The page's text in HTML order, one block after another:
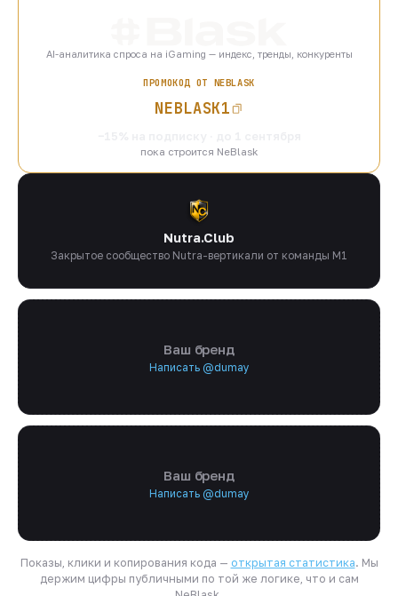
AI-аналитика спроса на iGaming — индекс, тренды, конкуренты
ПРОМОКОД ОТ NEBLASK
NEBLASK1
пока строится NeBlask
Nutra.Club
Закрытое сообщество Nutra-вертикали от команды M1
Ваш бренд
Написать @dumay
Ваш бренд
Написать @dumay
Показы, клики и копирования кода — открытая статистика. Мы
держим цифры публичными по той же логике, что и сам